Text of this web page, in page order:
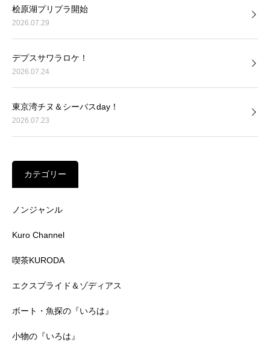
桧原湖プリプラ開始
2026.07.29
デプスサワラロケ！
2026.07.24
東京湾チヌ＆シーバスday！
2026.07.23
カテゴリー
ノンジャンル
Kuro Channel
喫茶KURODA
エクスプライド＆ゾディアス
ボート・魚探の『いろは』
小物の『いろは』